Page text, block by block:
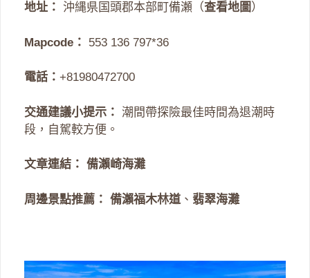
地址： 沖縄県国頭郡本部町備瀬（查看地圖）
Mapcode： 553 136 797*36
電話： +81980472700
交通建議小提示：
潮間帶探險最佳時間為退潮時
段，自駕較方便。
文章連結： 備瀨崎海灘
周邊景點推薦： 備瀨福木林道 、 翡翠海灘